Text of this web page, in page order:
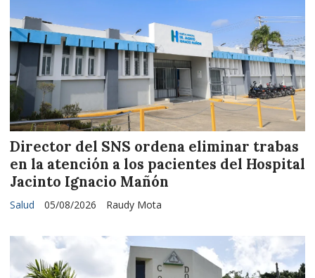
Director del SNS ordena eliminar trabas
en la atención a los pacientes del Hospital
Jacinto Ignacio Mañón
Raudy Mota
Salud 05/08/2026